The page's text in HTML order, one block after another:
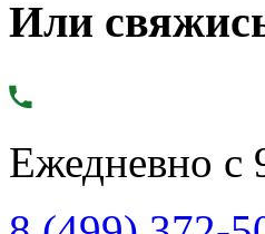
Или
Ежедневно с